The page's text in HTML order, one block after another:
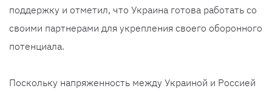
поддержку и отметил, что Украина готова работать со
своими партнерами для укрепления своего оборонного
потенциала.
Поскольку напряженность между Украиной и Россией